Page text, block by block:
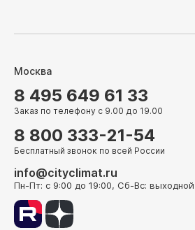
Москва
8 495 649 61 33
Заказ по телефону с 9.00 до 19.00
8 800 333-21-54
Бесплатный звонок по всей России
info@cityclimat.ru
Пн-Пт: с 9:00 до 19:00, Сб-Вс: выходной